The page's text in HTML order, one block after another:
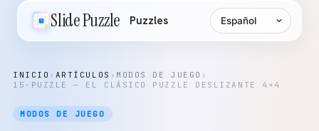
Slide Puzzle Puzzles Idioma
INICIO › ARTÍCULOS › MODOS DE JUEGO ›
15-PUZZLE — EL CLÁSICO PUZZLE DESLIZANTE 4×4
MODOS DE JUEGO